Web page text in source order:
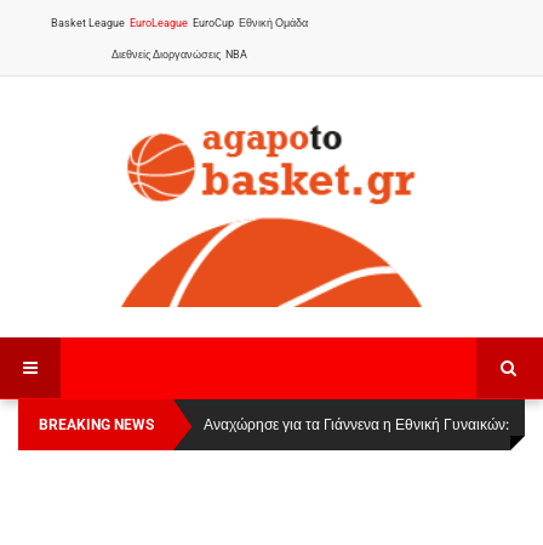
Basket League EuroLeague EuroCup Εθνική Ομάδα
Διεθνείς Διοργανώσεις NBA
BREAKING NEWS
Οι Πάνθηρες Καβάλας στην Women Basketball
League 1
Αναχώρησε για τα Γιάννενα η Εθνική Γυναικών: